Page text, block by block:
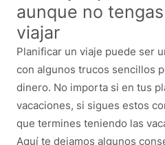
aunque no
viajar
Planificar un viaje puede ser
con algunos trucos sencillos
dinero. No importa si en tus
vacaciones, si sigues estos
que termines teniendo las
Aquí te dejamos algunos